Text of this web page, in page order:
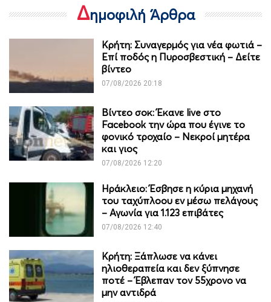
Δημοφιλή Άρθρα
Κρήτη: Συναγερμός για νέα φωτιά –
Επί ποδός η Πυροσβεστική – Δείτε
βίντεο
07/08/2026 20:18
Βίντεο σοκ: Έκανε live στο
Facebook την ώρα που έγινε το
φονικό τροχαίο – Νεκροί μητέρα
και γιος
07/08/2026 12:20
Ηράκλειο: Έσβησε η κύρια μηχανή
του ταχύπλοου εν μέσω πελάγους
– Αγωνία για 1.123 επιβάτες
07/08/2026 12:40
Κρήτη: Ξάπλωσε να κάνει
ηλιοθεραπεία και δεν ξύπνησε
ποτέ – Έβλεπαν τον 55χρονο να
μην αντιδρά